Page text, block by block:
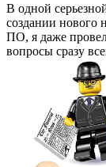
В одной
создании нового
ПО, я даже
вопросы сразу